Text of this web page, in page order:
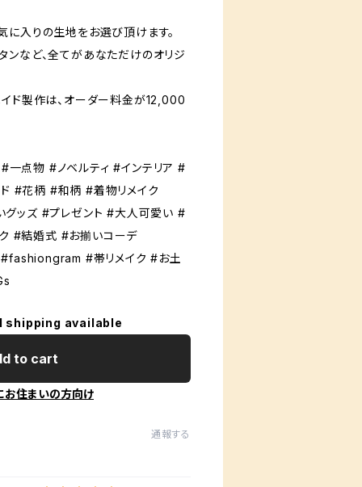
に入りの生地をお選び頂けます。
ンなど、全てがあなただけのオリジ
ド製作は、オーダー料金が12,000
一点物 #ノベルティ #インテリア #
#花柄 #和柄 #着物リメイク
ッズ #プレゼント #大人可愛い #
#結婚式 #お揃いコーデ
#帯リメイク #お土
shipping available
to cart
お住まいの方向け
通報する